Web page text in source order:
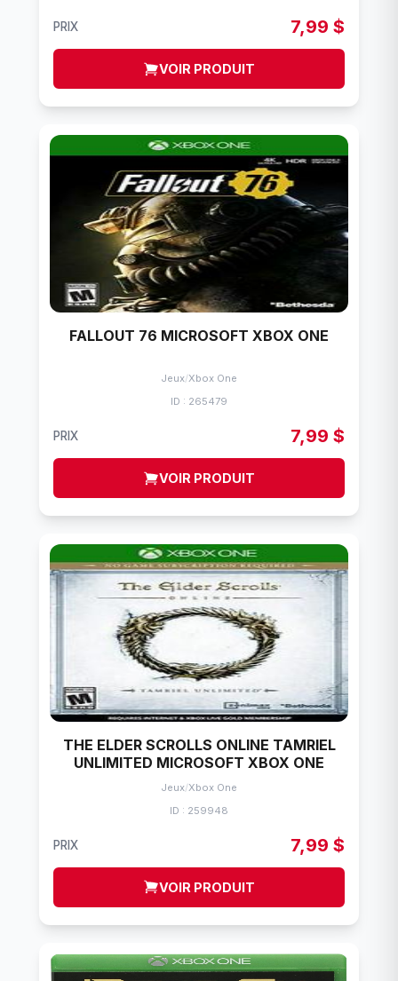
PRIX 7,99 $
VOIR PRODUIT
FALLOUT 76 MICROSOFT XBOX ONE
Jeux/Xbox One
ID : 265479
PRIX 7,99 $
VOIR PRODUIT
THE ELDER SCROLLS ONLINE TAMRIEL
UNLIMITED MICROSOFT XBOX ONE
Jeux/Xbox One
ID : 259948
PRIX 7,99 $
VOIR PRODUIT